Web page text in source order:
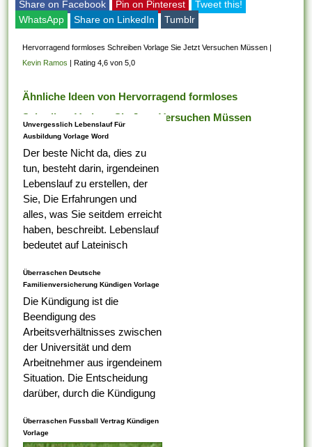
Share on Facebook Pin on Pinterest
Tweet this!
WhatsApp
Share on LinkedIn Tumblr
Hervorragend formloses Schreiben Vorlage Sie Jetzt Versuchen Müssen |
Kevin Ramos |Rating 4,6 von 5,0
Ähnliche Ideen von Hervorragend formloses
Schreiben Vorlage Sie Jetzt Versuchen Müssen
Unvergesslich Lebenslauf Für
Ausbildung Vorlage Word
Der beste Nicht da, dies zu
tun, besteht darin, irgendeinen
Lebenslauf zu erstellen, der
Sie, Die Erfahrungen und
alles, was Sie seitdem erreicht
haben, beschreibt. Lebenslauf
bedeutet auf Lateinisch
Tabelle darauf ist,...
Überraschen Deutsche
Familienversicherung Kündigen Vorlage
Die Kündigung ist die
Beendigung des
Arbeitsverhältnisses zwischen
der Universität und dem
Arbeitnehmer aus irgendeinem
Situation. Die Entscheidung
darüber, durch die Kündigung
ungerecht ist , alternativ nicht,
liegt bei dem
Überraschen Fussball Vertrag Kündigen
Vorlage